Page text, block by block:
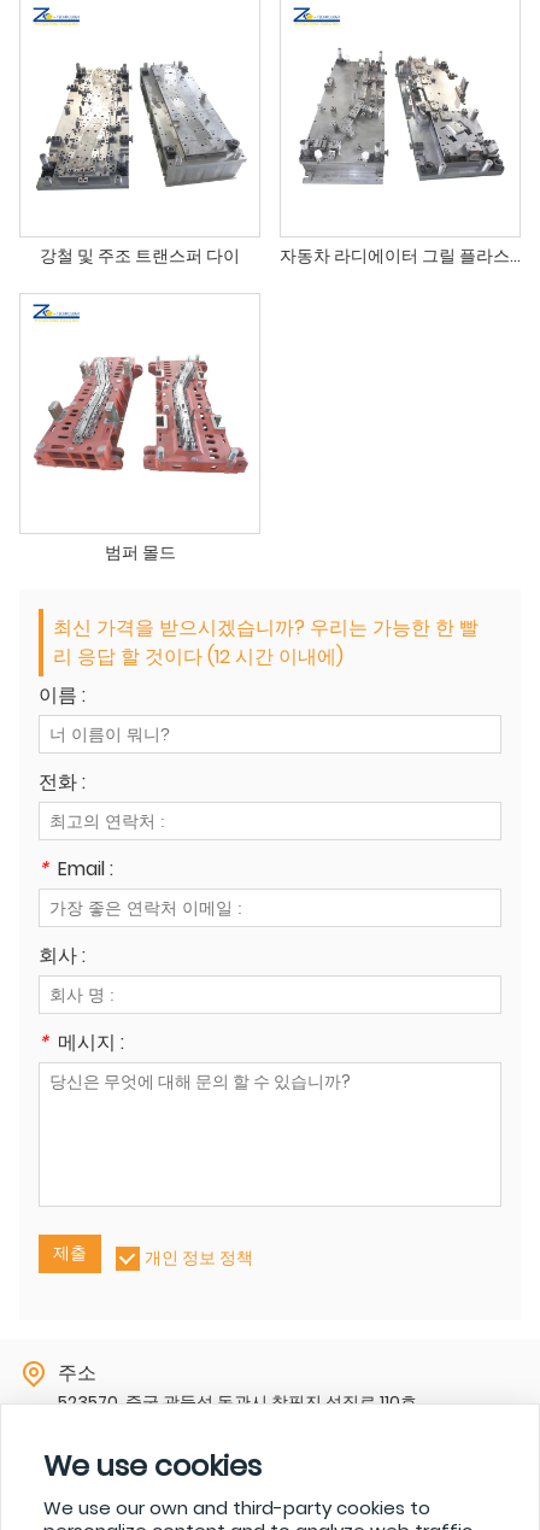
강철 및 주조 트랜스퍼 다이 자동차 라디에이터 그릴 플라스틱 부품
범퍼 몰드
최신 가격을 받으시겠습니까? 우리는 가능한 한 빨
리 응답 할 것이다 (12 시간 이내에)
이름 :
전화 :
* Email :
회사 :
* 메시지 :
제출 개인 정보 정책
주소
523570, 중국 광둥성 동관시 창핑진 성징로 110호
sharon@zk-itech.com
전화
We use cookies
We use our own and third-party cookies to